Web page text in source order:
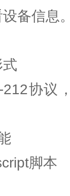
备信息
协议
脚本